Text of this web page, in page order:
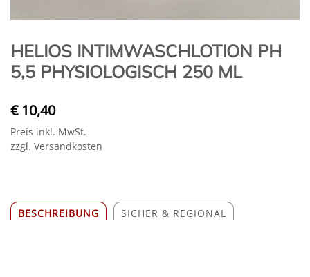
HELIOS INTIMWASCHLOTION PH
5,5 PHYSIOLOGISCH 250 ML
€ 10,40
Preis inkl. MwSt.
zzgl. Versandkosten
BESCHREIBUNG SICHER & REGIONAL